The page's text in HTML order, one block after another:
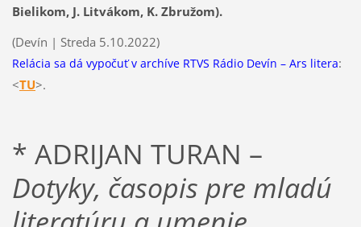
Bielikom, J. Litvákom, K. Zbružom).
(Devín | Streda 5.10.2022)
Relácia sa dá vypočuť v archíve RTVS Rádio Devín – Ars litera:
<TU>.
* ADRIJAN TURAN –
Dotyky, časopis pre mladú